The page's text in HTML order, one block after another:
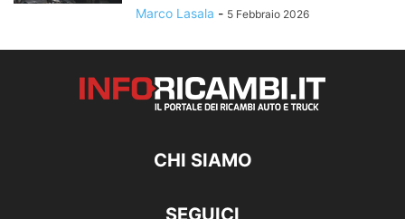
Marco Lasala - 5 Febbraio 2026
CHI SIAMO
SEGUICI